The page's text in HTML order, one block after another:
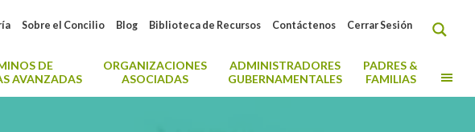
Cerrar Sesión
Contáctenos
Biblioteca de Recursos
Blog
Sobre el Concilio
DE
AVANZADAS
ORGANIZACIONES
ASOCIADAS
ADMINISTRADORES
GUBERNAMENTALES
PADRES &
FAMILIAS